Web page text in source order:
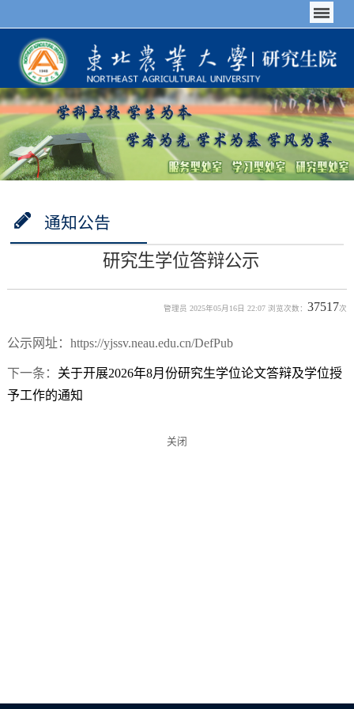
通知公告
研究生学位答辩公示
管理员 2025年05月16日 22:07 浏览次数：37517次
公示网址：https://yjssv.neau.edu.cn/DefPub
下一条： 关于开展2026年8月份研究生学位论文答辩及学位授
予工作的通知
关闭